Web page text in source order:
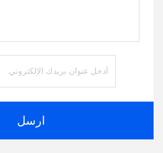
ارسل